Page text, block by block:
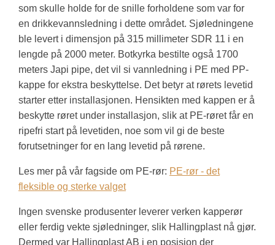
som skulle holde for de snille forholdene som var for
en drikkevannsledning i dette området. Sjøledningene
ble levert i dimensjon på 315 millimeter SDR 11 i en
lengde på 2000 meter. Botkyrka bestilte også 1700
meters Japi pipe, det vil si vannledning i PE med PP-
kappe for ekstra beskyttelse. Det betyr at rørets levetid
starter etter installasjonen. Hensikten med kappen er å
beskytte røret under installasjon, slik at PE-røret får en
ripefri start på levetiden, noe som vil gi de beste
forutsetninger for en lang levetid på rørene.
Les mer på vår fagside om PE-rør: PE-rør - det
fleksible og sterke valget
Ingen svenske produsenter leverer verken kapperør
eller ferdig vekte sjøledninger, slik Hallingplast nå gjør.
Dermed var Hallingplast AB i en posisjon der